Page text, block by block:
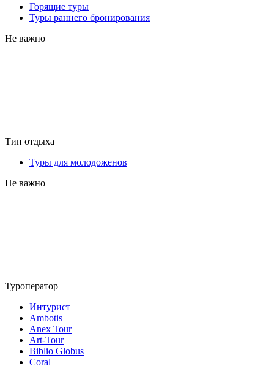
Горящие туры
Туры раннего бронирования
Не важно
Тип отдыха
Туры для молодоженов
Не важно
Туроператор
Интурист
Ambotis
Anex Tour
Art-Tour
Biblio Globus
Coral